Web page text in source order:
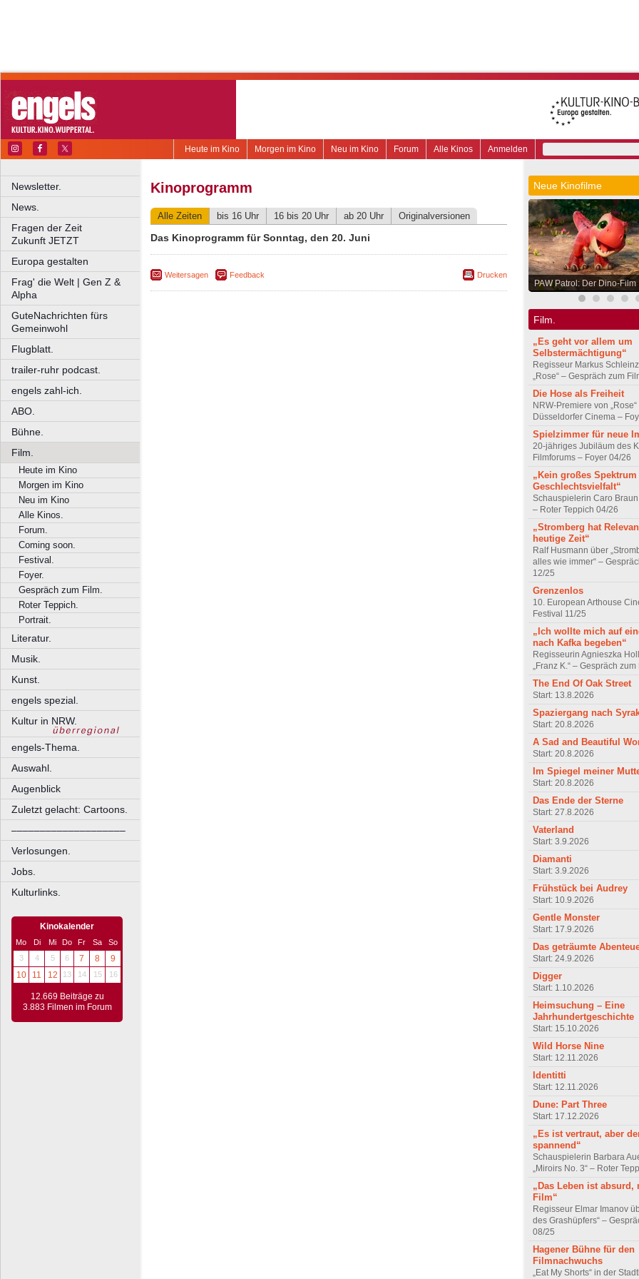
Anmelden
Alle Kinos
Forum
Neu im Kino
Morgen im Kino
Heute im Kino
Newsletter.
News.
Fragen der Zeit
Zukunft JETZT
Europa gestalten
Frag' die Welt | Gen Z &
Alpha
GuteNachrichten fürs
Gemeinwohl
Flugblatt.
trailer-ruhr podcast.
engels zahl-ich.
ABO.
Bühne.
Film.
Heute im Kino
Morgen im Kino
Neu im Kino
Alle Kinos.
Forum.
Coming soon.
Festival.
Foyer.
Gespräch zum Film.
Roter Teppich.
Portrait.
Literatur.
Musik.
Kunst.
engels spezial.
Kultur in NRW.
engels-Thema.
Auswahl.
Augenblick
Zuletzt gelacht: Cartoons.
––––––––––––––––––––
Verlosungen.
Jobs.
Kulturlinks.
Kinokalender
Mo Di Mi Do Fr Sa
So
3
4 5 6 7 8
9
10
11 12 13 14 15 16
12.669 Beiträge zu
3.883 Filmen im Forum
Kinoprogramm
Alle Zeiten bis 16 Uhr 16 bis 20 Uhr ab 20 Uhr Originalversionen
Das Kinoprogramm für Sonntag, den 20. Juni
Weitersagen Feedback Drucken
Neue Kinofilme
PAW Patrol: Der Dino-Film
Film.
„Es geht vor allem um
Selbstermächtigung“
Regisseur Markus
„Rose“ – Gespräch zum
Die Hose als Freiheit
NRW-Premiere von „Rose“
Düsseldorfer Cinema –
Spielzimmer für neue
20-jähriges Jubiläum des
Filmforums – Foyer 04/26
„Kein großes Spektrum
Geschlechtsvielfalt“
Schauspielerin Caro Braun
– Roter Teppich 04/26
„Stromberg hat
heutige Zeit“
Ralf Husmann über
alles wie immer“ –
12/25
Grenzenlos
10. European Arthouse
Festival 11/25
„Ich wollte mich auf
nach Kafka begeben“
Regisseurin Agnieszka
„Franz K.“ – Gespräch
The End Of Oak Street
Start: 13.8.2026
Spaziergang nach
Start: 20.8.2026
A Sad and Beautiful
Start: 20.8.2026
Im Spiegel meiner
Start: 20.8.2026
Das Ende der Sterne
Start: 27.8.2026
Vaterland
Start: 3.9.2026
Diamanti
Start: 3.9.2026
Frühstück bei Audrey
Start: 10.9.2026
Gentle Monster
Start: 17.9.2026
Das geträumte
Start: 24.9.2026
Digger
Start: 1.10.2026
Heimsuchung – Eine
Jahrhundertgeschichte
Start: 15.10.2026
Wild Horse Nine
Start: 12.11.2026
Identitti
Start: 12.11.2026
Dune: Part Three
Start: 17.12.2026
„Es ist vertraut, aber
spannend“
Schauspielerin Barbara
„Miroirs No. 3“ – Roter
„Das Leben ist absurd,
Film“
Regisseur Elmar Imanov
des Grashüpfers“ –
08/25
Hagener Bühne für den
Filmnachwuchs
„Eat My Shorts“ in der